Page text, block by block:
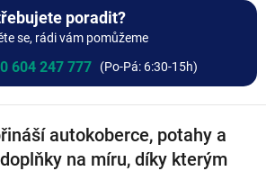
poradit?
se, rádi vám pomůžeme
604 247 777
autokoberce, potahy a
na míru, díky kterým